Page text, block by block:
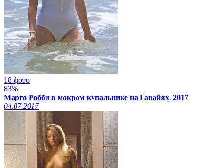
18 фото
83%
Марго Робби в мокром купальнике на Гавайях, 2017
04.07.2017